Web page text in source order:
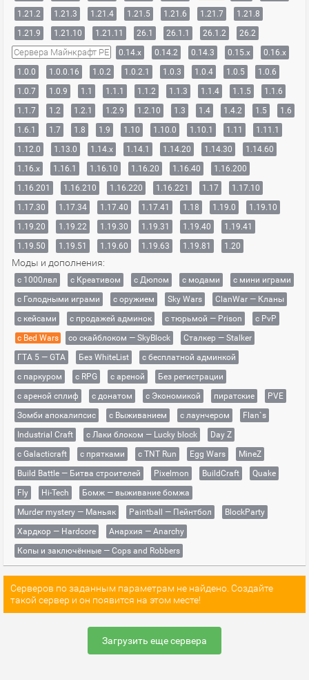
1.21.2
1.21.3 1.21.4 1.21.5 1.21.6 1.21.7
1.21.8
1.21.9
1.21.10 1.21.11 26.1 26.1.1 26.1.2 26.2
Сервера Майнкрафт PE 0.14.x 0.14.2 0.14.3 0.15.x
0.16.x
1.0.0
1.0.0.16 1.0.2 1.0.2.1 1.0.3 1.0.4 1.0.5
1.0.6
1.0.7
1.0.9 1.1 1.1.1 1.1.2 1.1.3 1.1.4 1.1.5
1.1.6
1.1.7
1.2 1.2.1 1.2.9 1.2.10 1.3 1.4 1.4.2 1.5
1.6
1.6.1
1.7 1.8 1.9 1.10 1.10.0 1.10.1 1.11
1.11.1
1.12.0
1.13.0 1.14.x 1.14.1 1.14.20 1.14.30
1.14.60
1.16.x
1.16.1 1.16.10 1.16.20 1.16.40
1.16.200
1.16.201
1.16.210 1.16.220 1.16.221 1.17
1.17.10
1.17.30
1.17.34 1.17.40 1.17.41 1.18 1.19.0
1.19.10
1.19.20
1.19.22 1.19.30 1.19.31 1.19.40
1.19.41
1.19.50
1.19.51 1.19.60 1.19.63 1.19.81 1.20
Моды и дополнения:
с 1000лвл c Креативом с Дюпом с модами
с мини играми
с Голодными играми
с оружием Sky Wars
ClanWar — Кланы
с кейсами
с продажей админок с тюрьмой — Prison
с PvP
с Bed Wars
со скайблоком — SkyBlock
Сталкер — Stalker
ГТА 5 — GTA
Без WhiteList
с бесплатной админкой
с паркуром
с RPG с ареной
Без регистрации
с ареной сплиф
с донатом с Экономикой пиратские
PVE
Зомби апокалипсис
с Выживанием с лаунчером
Flan`s
Industrial Craft
с Лаки блоком — Lucky block
Day Z
с Galacticraft
с прятками с TNT Run Egg Wars
MineZ
Build Battle — Битва строителей
Pixelmon BuildCraft
Quake
Fly
Hi-Tech
Бомж — выживание бомжа
Murder mystery — Маньяк
Paintball — Пейнтбол
BlockParty
Хардкор — Hardcore
Анархия — Anarchy
Копы и заключённые — Cops and Robbers
Серверов по заданным параметрам не найдено. Создайте
такой сервер и он появится на этом месте!
Загрузить еще сервера